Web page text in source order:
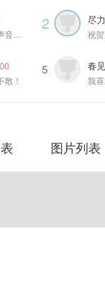
2 尽
祝
！
5 春
我
图片列表